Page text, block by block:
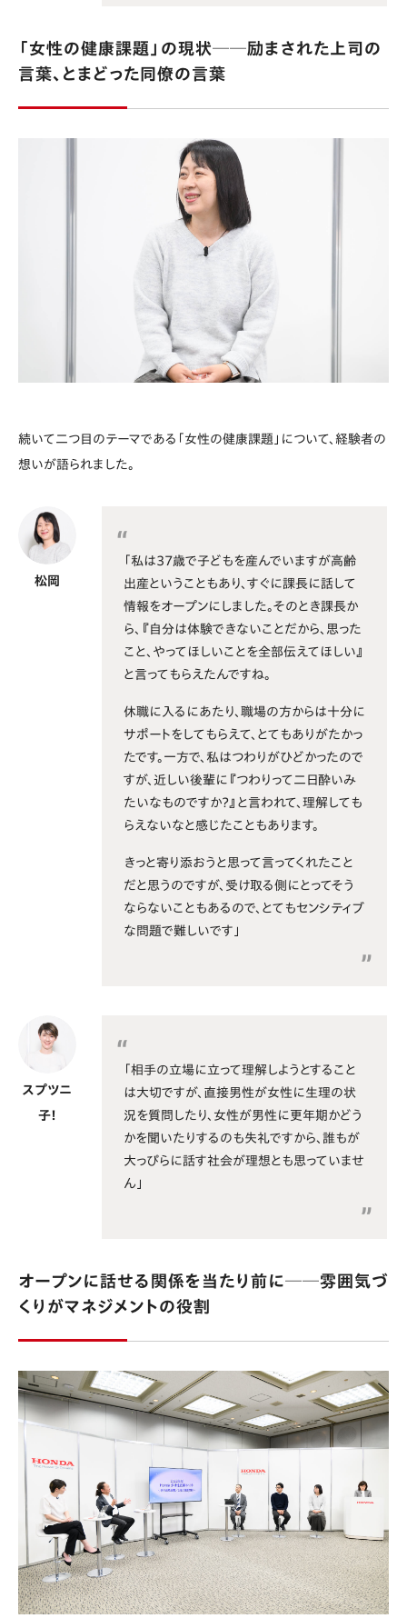
「女性の健康課題」の現状──励まされた上司の
言葉、とまどった同僚の言葉
続いて二つ目のテーマである「女性の健康課題」について、経験者の
想いが語られました。
松岡
「私は37歳で子どもを産んでいますが高齢
出産ということもあり、すぐに課長に話して
情報をオープンにしました。そのとき課長か
ら、『自分は体験できないことだから、思った
こと、やってほしいことを全部伝えてほしい』
と言ってもらえたんですね。
休職に入るにあたり、職場の方からは十分に
サポートをしてもらえて、とてもありがたかっ
たです。一方で、私はつわりがひどかったので
すが、近しい後輩に『つわりって二日酔いみ
たいなものですか？』と言われて、理解しても
らえないなと感じたこともあります。
きっと寄り添おうと思って言ってくれたこと
だと思うのですが、受け取る側にとってそう
ならないこともあるので、とてもセンシティブ
な問題で難しいです」
スプツニ
子！
「相手の立場に立って理解しようとすること
は大切ですが、直接男性が女性に生理の状
況を質問したり、女性が男性に更年期かどう
かを聞いたりするのも失礼ですから、誰もが
大っぴらに話す社会が理想とも思っていませ
ん」
オープンに話せる関係を当たり前に──雰囲気づ
くりがマネジメントの役割